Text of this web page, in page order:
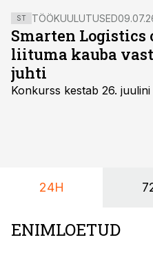
ST TÖÖKUULUTUSED
Smarten Logistics
liituma kauba
juhti
Konkurss kestab 26. juulini
24H
ENIMLOETUD